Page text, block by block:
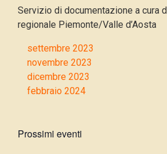
Servizio di documentazione a cura
regionale Piemonte/Valle d’Aosta
settembre 2023
novembre 2023
dicembre 2023
febbraio 2024
Prossimi eventi